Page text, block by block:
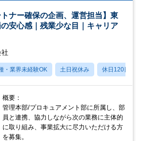
トナー確保の企画、運営担当】東
安心感｜残業少な目｜キャリア
・業界未経験OK 土日祝休み 休日120日以上
概要：
管理本部/プロキュアメント部に所属し、部
員と連携、協力しながら次の業務に主体的
に取り組み、事業拡大に尽力いただける方
を募集。